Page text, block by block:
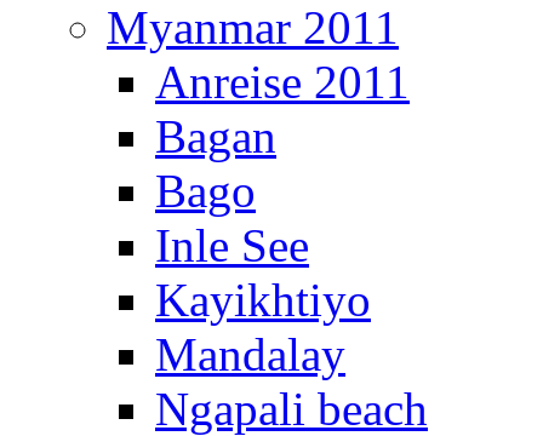
Myanmar 2011
Anreise 2011
Bagan
Bago
Inle See
Kayikhtiyo
Mandalay
Ngapali beach